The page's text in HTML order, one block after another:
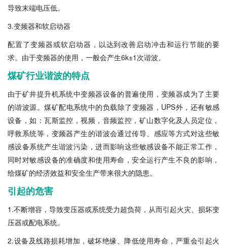
导致末端电压低。
3.变频器和软启动器
配置了变频器或软启动器，以达到改善启动冲击和运行节能的要
求。由于变频器的使用，一般会产生6k±1次谐波。
煤矿行业谐波的特点
由于矿井提升机系统中变频器设备的普遍使用，变频器成为了主要
的谐波源。煤矿配电系统中的负载除了变频器，UPS外，还有敏感
设备，如：瓦斯监控，视频，音频监控，矿山数字化及人员定位，
呼救系统等，变频器产生的谐波会通过传导、感应等方式对这些敏
感设备系统产生谐波污染，进而影响这些敏感设备不能正常工作，
同时对敏感设备的准确度和使用寿命，安全运行产生不良的影响，
给煤矿的经济效益和安全生产带来很大的隐患。
引起的危害
1.不断增容，导致变压器或系统受力超负荷，从而引起火灾、损坏变
压器或配电系统。
2.设备及线路损耗增加，破坏绝缘、降低使用寿命，严重会引起火